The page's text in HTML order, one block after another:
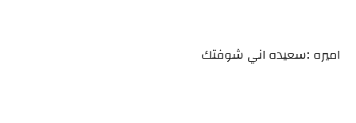
اميره :سعيده اني شوفتك